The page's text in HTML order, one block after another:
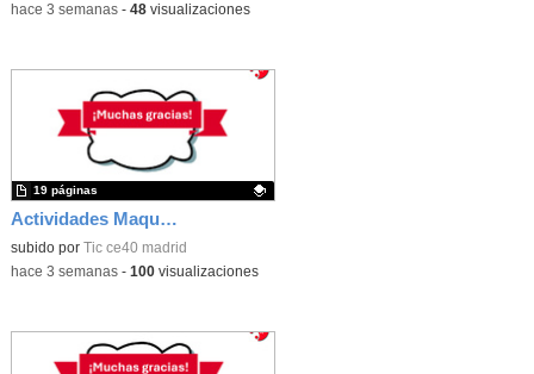
-hace 3 semanas- 48visualizaciones
Actividades Maqueen
Contenido educativo.
subido por Tic ce40 madrid
19 páginas
-hace 3 semanas- 100visualizaciones